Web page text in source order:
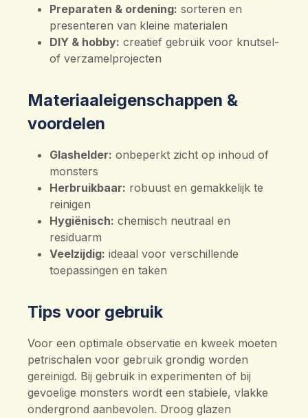
Preparaten & ordening: sorteren en
presenteren van kleine materialen
DIY & hobby: creatief gebruik voor knutsel-
of verzamelprojecten
Materiaaleigenschappen &
voordelen
Glashelder: onbeperkt zicht op inhoud of
monsters
Herbruikbaar: robuust en gemakkelijk te
reinigen
Hygiënisch: chemisch neutraal en
residuarm
Veelzijdig: ideaal voor verschillende
toepassingen en taken
Tips voor gebruik
Voor een optimale observatie en kweek moeten
petrischalen voor gebruik grondig worden
gereinigd. Bij gebruik in experimenten of bij
gevoelige monsters wordt een stabiele, vlakke
ondergrond aanbevolen. Droog glazen